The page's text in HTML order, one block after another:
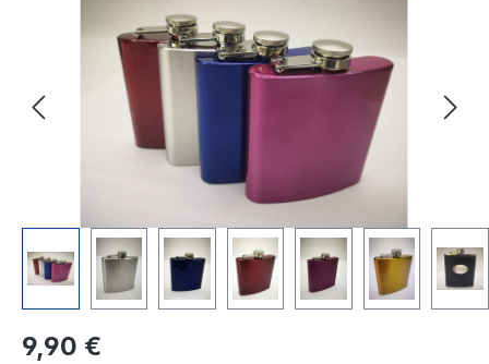
Regulärer Preis:
9,90 €